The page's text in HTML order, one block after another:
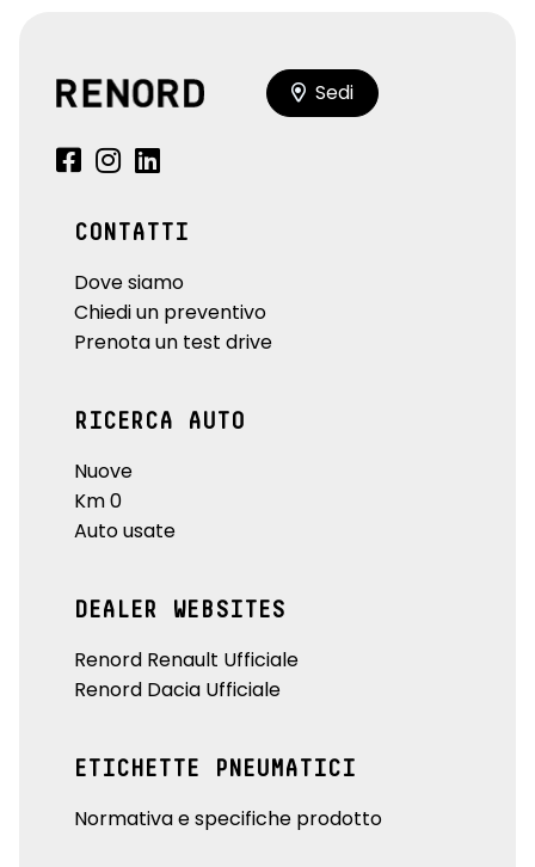
Sedi
CONTATTI
Dove siamo
Chiedi un preventivo
Prenota un test drive
RICERCA AUTO
Nuove
Km 0
Auto usate
DEALER WEBSITES
Renord Renault Ufficiale
Renord Dacia Ufficiale
ETICHETTE PNEUMATICI
Normativa e specifiche prodotto